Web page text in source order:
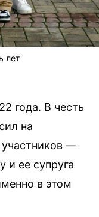
лет
года. В честь
на
—
и ее супруга
в этом